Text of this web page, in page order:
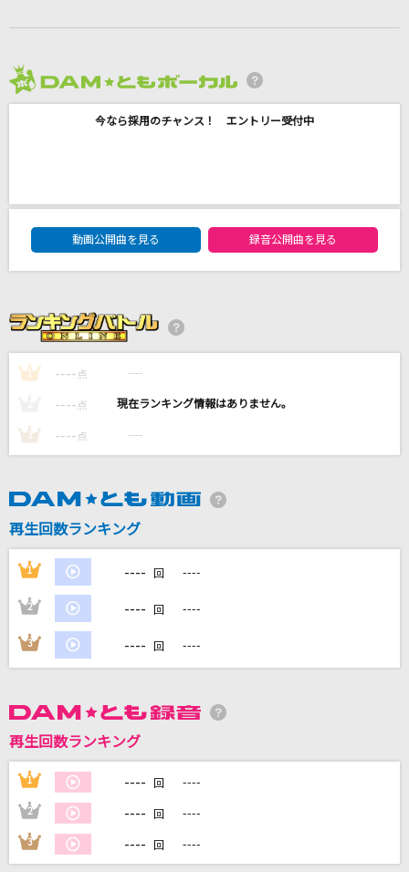
嘆きノ森
ルーム No.4
超学生
Tani Yuuki
DAMに会員登録・ログインして
カラオケをもっと楽しもう！
自宅でカラオケ歌い放題！
家族や友達と一緒に！練習にも！
今なら採用のチャンス！ エントリー受付中
DAM★ともボーカルエントリーランキング
動画公開曲を見る
録音公開曲を見る
1 ---- 点 ----
---- 点 ----
3 ---- 点 ----
再生回数ランキング
1 ---- 回 ----
2 ---- 回 ----
3 ---- 回 ----
再生回数ランキング
1 ---- 回 ----
2 ---- 回 ----
3 ---- 回 ----